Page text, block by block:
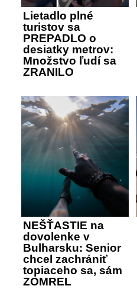
Lietadlo plné
turistov sa
PREPADLO o
desiatky metrov:
Množstvo ľudí sa
ZRANILO
NEŠŤASTIE na
dovolenke v
Bulharsku: Senior
chcel zachrániť
topiaceho sa, sám
ZOMREL